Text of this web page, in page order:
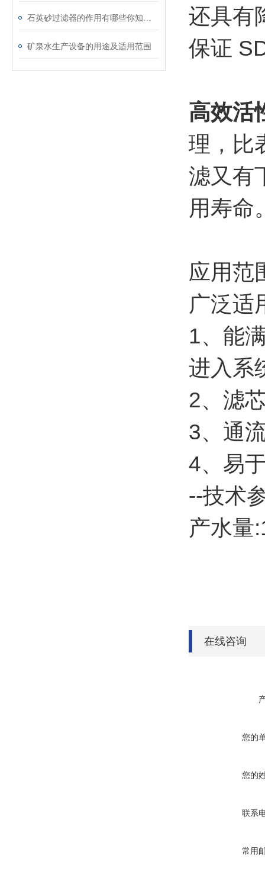
矿泉水生产设备的用途及适用范围
还具有
保证
高效活
理，比
滤又有
用寿命
应用范
广泛适
1、能
进入系
2、滤
3、通
4、易
--技术
产水量
在线咨询
您的
您的
联系
常用